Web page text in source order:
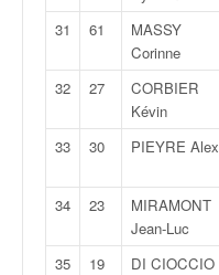
31
61
MASSY
Corinne
32 27
CORBIER
Kévin
33 30 PIEYRE Alex
34 23
MIRAMONT
Jean-Luc
35 19
DI CIOCCIO